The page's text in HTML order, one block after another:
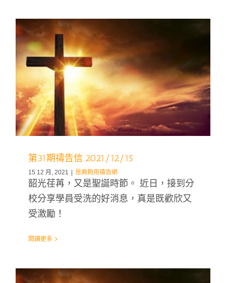
第31期禱告信 2021/12/15
15 12 月, 2021 | 恩典夠用禱告網
韶光荏苒，又是聖誕時節。 近日，接到分
校分享學員受洗的好消息，真是既歡欣又
受激勵！
閱讀更多